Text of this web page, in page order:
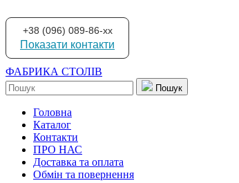
+38 (096) 089-86-xx
Показати контакти
ФАБРИКА СТОЛІВ
Пошук
Головна
Каталог
Контакти
ПРО НАС
Доставка та оплата
Обмін та повернення